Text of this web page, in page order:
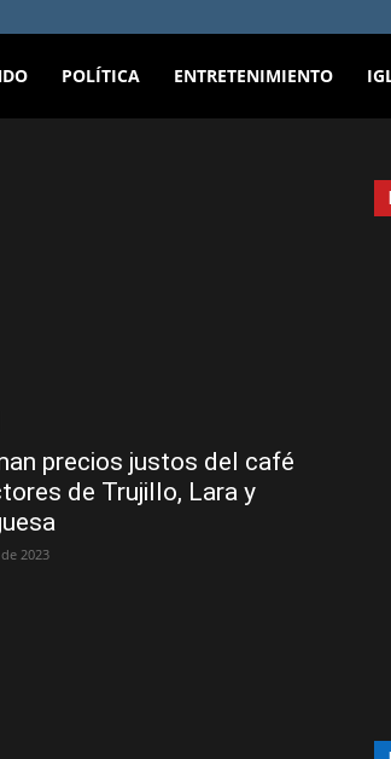
POLÍTICA ENTRETENIMIENTO
precios justos del café
de Trujillo, Lara y
2023